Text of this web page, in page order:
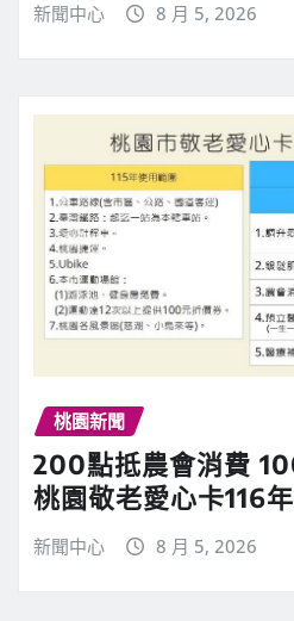
新聞中心 8 月 5, 2026
桃園新聞
200點抵農會消費
桃園敬老愛心卡116
新聞中心 8 月 5, 2026